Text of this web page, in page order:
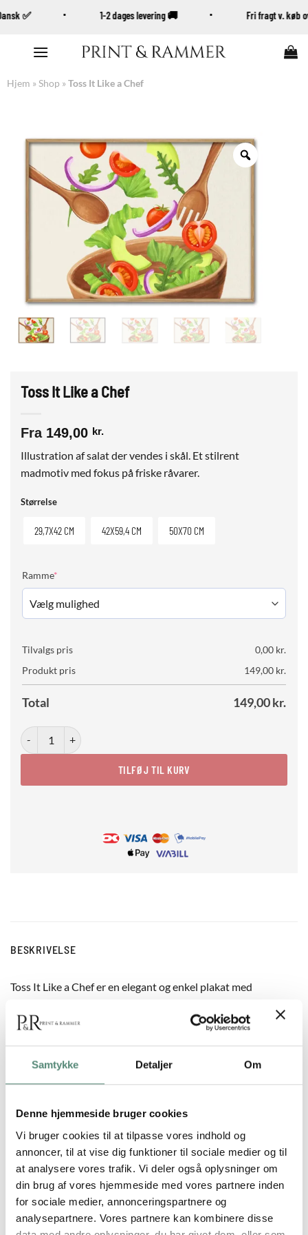
Samtykke Detaljer Om
Denne hjemmeside bruger cookies
Vi bruger cookies til at tilpasse vores indhold og
annoncer, til at vise dig funktioner til sociale medier og til
at analysere vores trafik. Vi deler også oplysninger om
din brug af vores hjemmeside med vores partnere inden
for sociale medier, annonceringspartnere og
analysepartnere. Vores partnere kan kombinere disse
✅ 1-2 dages levering 🚚 Fri fragt v. køb
indhold
Hjem »Shop »Toss It Like a Chef
Toss It Like a Chef
Fra 149,00 kr.
Illustration af salat der vendes i skål. Et stilrent
madmotiv med fokus på friske råvarer.
Størrelse
29,7X42 CM 42X59,4 CM 50X70 CM
Ramme*
Tilvalgs pris 0,00 kr.
Produkt pris
149,00 kr.
Total 149,00kr.
Toss It Like a Chef antal
TILFØJ TIL KURV
BESKRIVELSE
Toss It Like a Chef er en elegant og enkel plakat med
illustreret i varme jordfarver med friske ingredienser som
og farverige køkkener. Plakaten passer godt sammen med
billedvæg med fokus på grønt og hverdagsmad. Et ideelt valg
med ro og bevægelse i ét.
YDERLIGERE INFORMATION